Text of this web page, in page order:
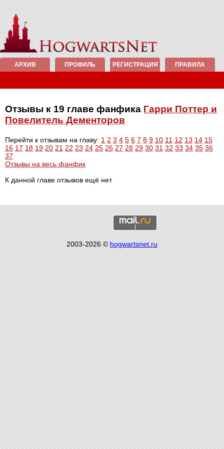
АРХИВ ПРОФИЛЬ РЕГИСТРАЦИЯ ПРАВИЛА
Отзывы к 19 главе фанфика Гарри Поттер и
Повелитель Дементоров
Перейти к отзывам на главу: 1 2 3 4 5 6 7 8 9 10 11 12 13 14 15
16 17 18 19 20 21 22 23 24 25 26 27 28 29 30 31 32 33 34 35 36
37
Отзывы на весь фанфик
К данной главе отзывов ещё нет
2003-2026 ©hogwartsnet.ru